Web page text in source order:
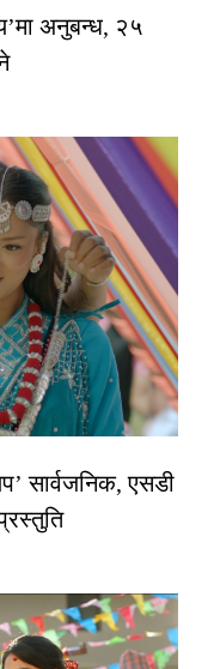
अनुबन्ध, २५
सार्वजनिक, एसडी